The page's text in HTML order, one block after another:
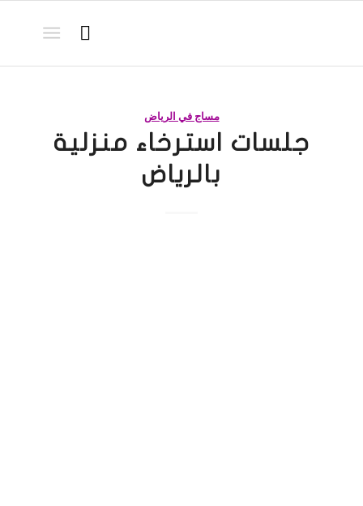
مساج في الرياض
جلسات استرخاء منزلية
بالرياض